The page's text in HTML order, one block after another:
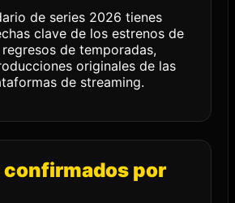
de series 2026 tienes
clave de los estrenos de
de temporadas,
originales de las
de streaming.
confirmados por